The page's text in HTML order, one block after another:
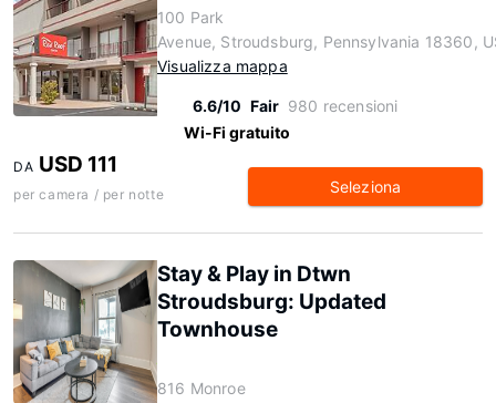
100 Park
Avenue, Stroudsburg, Pennsylvania 18360,
Visualizza mappa
6.6/10 Fair 980 recensioni
Wi-Fi gratuito
DA USD 111
per camera / per notte Seleziona
Stay & Play in Dtwn
Stroudsburg: Updated
Townhouse
816 Monroe